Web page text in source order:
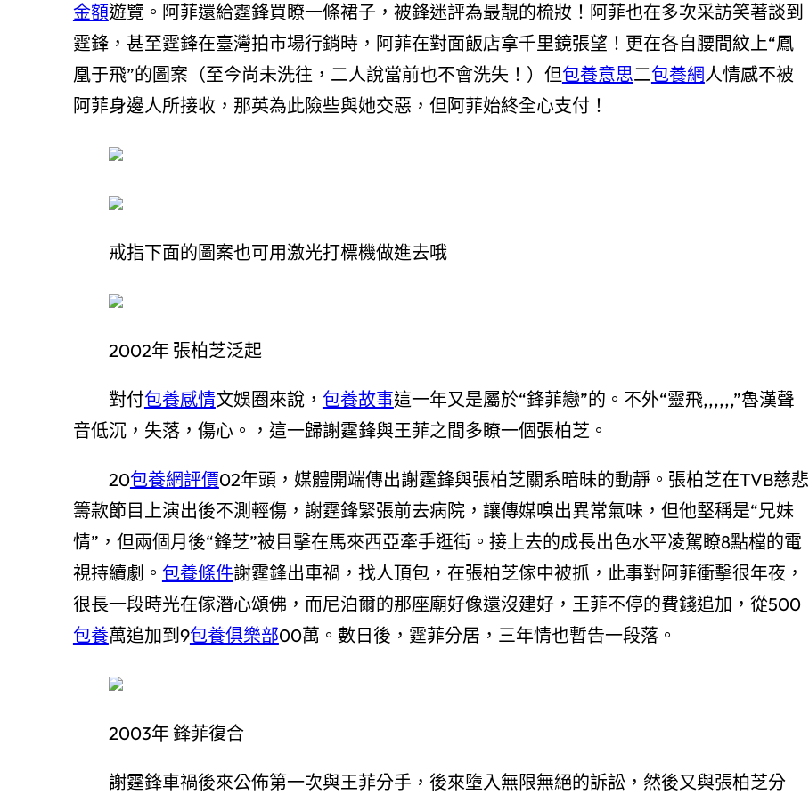
金額遊覽。阿菲還給霆鋒買瞭一條裙子，被鋒迷評為最靚的梳妝！阿菲也在多次采訪笑著談到
霆鋒，甚至霆鋒在臺灣拍市場行銷時，阿菲在對面飯店拿千里鏡張望！更在各自腰間紋上“鳳
凰于飛”的圖案（至今尚未洗往，二人說當前也不會洗失！）但包養意思二包養網人情感不被
阿菲身邊人所接收，那英為此險些與她交惡，但阿菲始終全心支付！
戒指下面的圖案也可用激光打標機做進去哦
2002年 張柏芝泛起
對付包養感情文娛圈來說， 包養故事這一年又是屬於“鋒菲戀”的。不外“靈飛,,,,,,”魯漢聲
音低沉，失落，傷心。，這一歸謝霆鋒與王菲之間多瞭一個張柏芝。
20包養網評價02年頭，媒體開端傳出謝霆鋒與張柏芝關系暗昧的動靜。張柏芝在TVB慈悲
籌款節目上演出後不測輕傷，謝霆鋒緊張前去病院，讓傳媒嗅出異常氣味，但他堅稱是“兄妹
情”，但兩個月後“鋒芝”被目擊在馬來西亞牽手逛街。接上去的成長出色水平凌駕瞭8點檔的電
視持續劇。 包養條件謝霆鋒出車禍，找人頂包，在張柏芝傢中被抓，此事對阿菲衝擊很年夜，
很長一段時光在傢潛心頌佛，而尼泊爾的那座廟好像還沒建好，王菲不停的費錢追加，從500
包養萬追加到9包養俱樂部00萬。數日後，霆菲分居，三年情也暫告一段落。
2003年 鋒菲復合
謝霆鋒車禍後來公佈第一次與王菲分手，後來墮入無限無絕的訴訟，然後又與張柏芝分